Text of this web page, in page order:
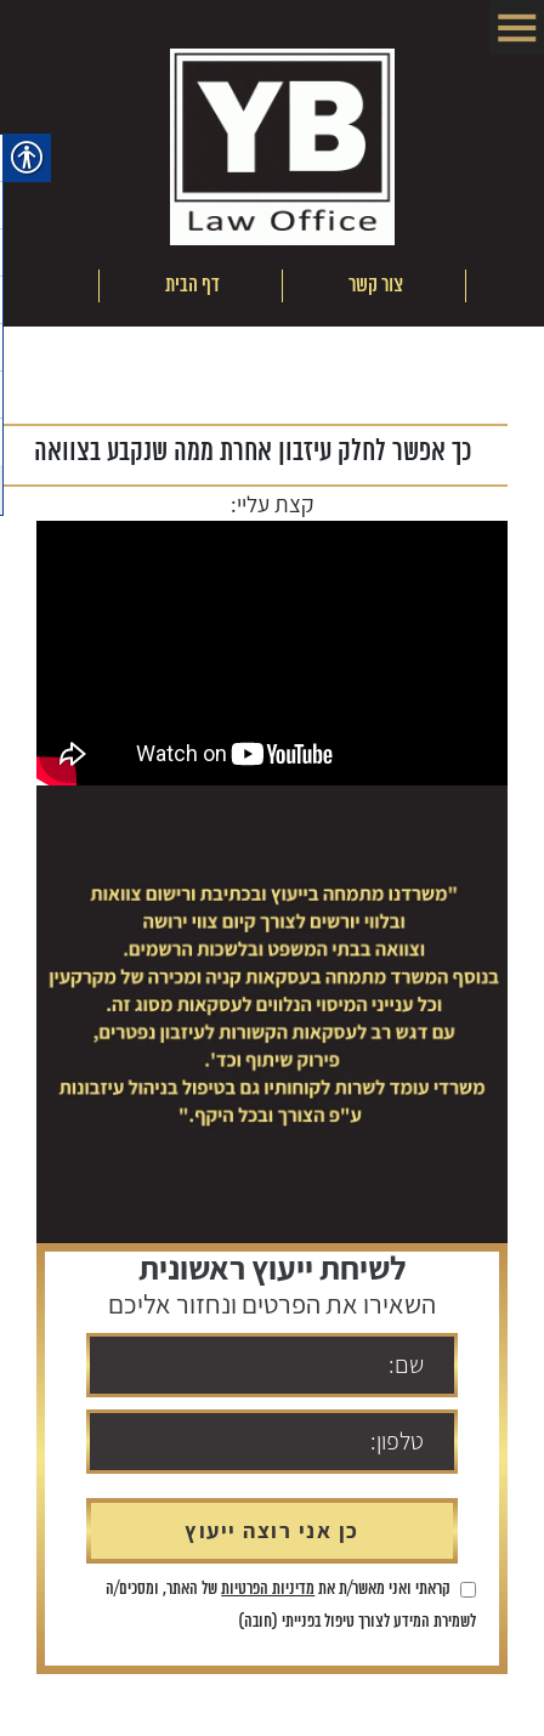
צור קשר דף הבית
כך אפשר לחלק עיזבון אחרת ממה שנקבע בצוואה
קצת עליי:
לשיחת ייעוץ ראשונית
השאירו את הפרטים ונחזור אליכם
קראתי ואני מאשר/ת את מדיניות הפרטיותשל האתר, ומסכים/ה
לשמירת המידע לצורך טיפול בפנייתי (חובה)